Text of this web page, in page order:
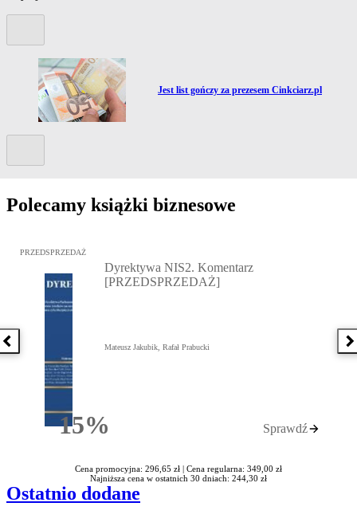
Przejdź do artykułu:
Jest list gończy za prezesem Cinkciarz.pl
Polecamy książki biznesowe
Poprzednia książka
Przejdź do: Dyrektywa NIS2. Komentarz [PRZEDSPRZEDAŻ],
PRZEDSPRZEDAŻ
15%Rabatu
Dyrektywa NIS2. Komentarz
[PRZEDSPRZEDAŻ]
Mateusz Jakubik, Rafał Prabucki
Sprawdź
Cena promocyjna: 296,65 zł | Cena regularna: 349,00 zł
Najniższa cena w ostatnich 30 dniach: 244,30 zł
Ostatnio dodane